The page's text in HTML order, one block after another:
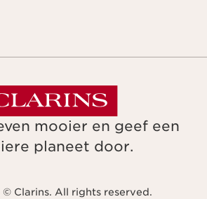
mooier en geef een
planeet door.
Clarins. All rights reserved.